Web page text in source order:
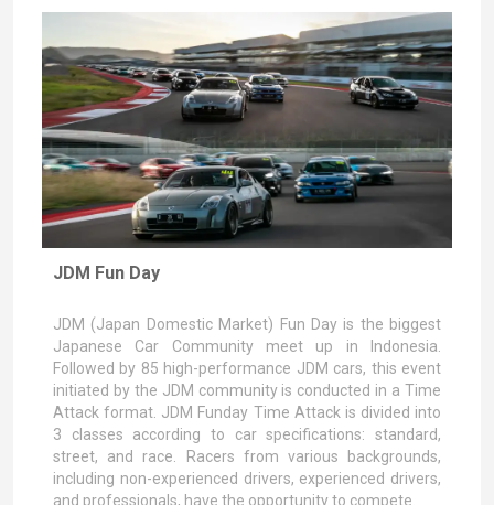
JDM Fun Day
JDM (Japan Domestic Market) Fun Day is the biggest
Japanese Car Community meet up in Indonesia.
Followed by 85 high-performance JDM cars, this event
initiated by the JDM community is conducted in a Time
Attack format. JDM Funday Time Attack is divided into
3 classes according to car specifications: standard,
street, and race. Racers from various backgrounds,
including non-experienced drivers, experienced drivers,
and professionals, have the opportunity to compete.